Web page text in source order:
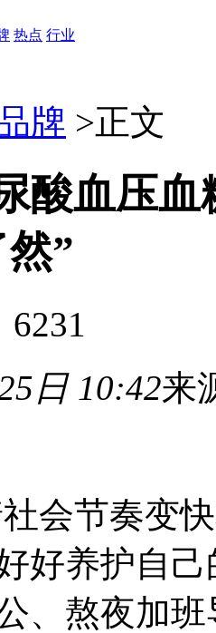
热点 行业
牌 >正文
酸血压
”
日 10:42来
会节奏变
好养护自
、熬夜加